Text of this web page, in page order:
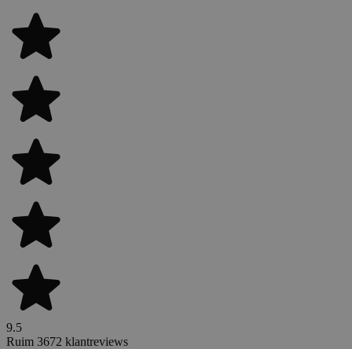
9.5
Ruim 3672 klantreviews